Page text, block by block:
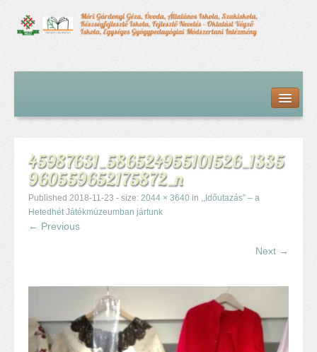
Hírfolyam
Alapdokumentumok
Intézményvezetői megbízás dokumentumai
Órarendek (2025/26. tanév)
Szakképzés
Szakkörök
Középfokú beiskolázás a 2026-2027-ös tanévben
Középfokú eredmények
Alapítvány
Pedagógiai szakmai ellenőrzés
45987631_586524955101526_1335
960559652175872_n
Published 2018-11-23 - size: 2044 × 3640 in ,,Időutazás” – a
Hetedhét Játékmúzeumban jártunk
← Previous
Next →